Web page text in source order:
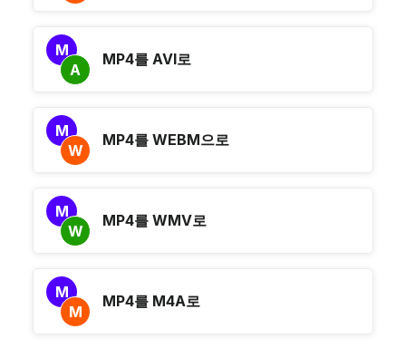
M
A
MP4를 AVI로
M
W
MP4를 WEBM으로
M
W
MP4를 WMV로
M
M
MP4를 M4A로